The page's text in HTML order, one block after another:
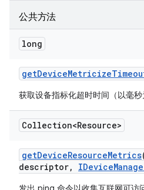
公共方法
long
getDeviceMetricize
获取设备指标化超时时间（以毫秒
Collection<Resource>
getDeviceResourceMetrics
descriptor, IDevice